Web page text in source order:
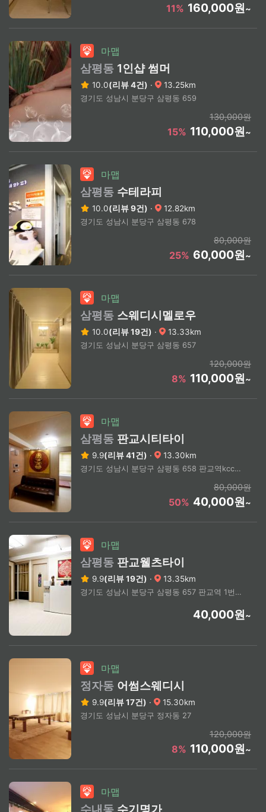
11% 160,000원~
마맵
삼평동 1인샵 썸머
10.0(리뷰 4건) · 13.25km
경기도 성남시 분당구 삼평동 659
130,000원
15% 110,000원~
마맵
삼평동 수테라피
10.0(리뷰 9건) · 12.82km
경기도 성남시 분당구 삼평동 678
80,000원
25% 60,000원~
마맵
삼평동 스웨디시멜로우
10.0(리뷰 19건) · 13.33km
경기도 성남시 분당구 삼평동 657
120,000원
8% 110,000원~
마맵
삼평동 판교시티타이
9.9(리뷰 41건) · 13.30km
경기도 성남시 분당구 삼평동 658 판교역kcc웰츠타워 A동
80,000원
50% 40,000원~
마맵
삼평동 판교웰츠타이
9.9(리뷰 19건) · 13.35km
경기도 성남시 분당구 삼평동 657 판교역 1번출구
40,000원~
마맵
정자동 어썸스웨디시
9.9(리뷰 17건) · 15.30km
경기도 성남시 분당구 정자동 27
120,000원
8% 110,000원~
마맵
수내동 수기명가